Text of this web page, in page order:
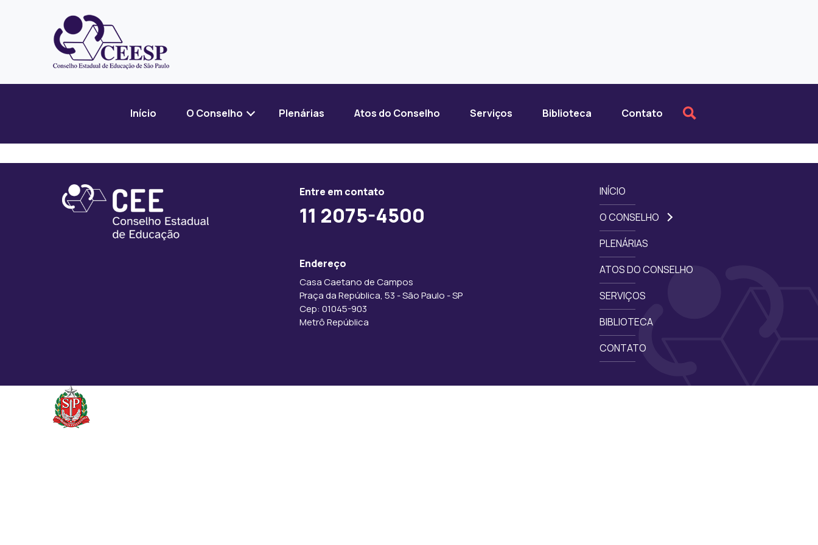
Início O Conselho Plenárias Atos do Conselho Serviços Biblioteca Contato
Entre em contato
11 2075-4500
Endereço
Casa Caetano de Campos
Praça da República, 53 - São Paulo - SP
Cep: 01045-903
Metrô República
INÍCIO
O CONSELHO
PLENÁRIAS
ATOS DO CONSELHO
SERVIÇOS
BIBLIOTECA
CONTATO